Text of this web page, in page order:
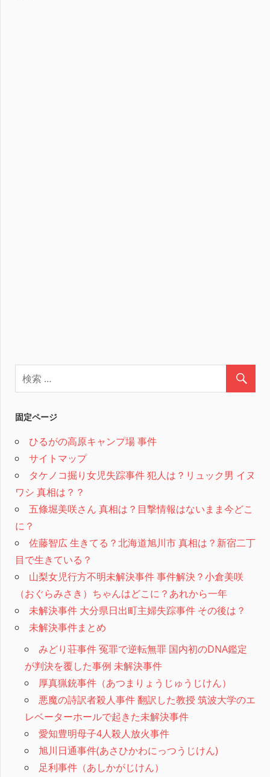
固定ページ
ひるがの高原キャンプ場 事件
サイトマップ
タケノコ掘り女児失踪事件 犯人は？リュック男 イヌ
ワシ 真相は？？
五條堀美咲さん 真相は？目撃情報はないまま今どこ
に？
佐藤智広 生きてる？北海道旭川市 真相は？新宿二丁
目で生きている？
山梨女児行方不明未解決事件 事件解決？小倉美咲
（おぐらみさき）ちゃんはどこに？あれから一年
未解決事件 大分県日出町主婦失踪事件 その後は？
未解決事件まとめ
みどり荘事件 冤罪で逆転無罪 国内初のDNA鑑定
が判決を覆した事例 未解決事件
厚真猟銃事件（あつまりょうじゅうじけん）
悪魔の詩訳者殺人事件 翻訳した教授 筑波大学のエ
レベーターホールで起きた未解決事件
愛知豊明母子4人殺人放火事件
旭川日通事件(あさひかわにっつうじけん)
足利事件（あしかがじけん）